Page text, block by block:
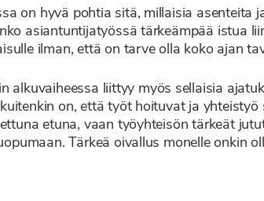
on hyvä pohtia sitä, millaisia asenteita
asiantuntijatyössä tärkeämpää istua
ilman, että on tarve olla koko ajan
alkuvaiheessa liittyy myös sellaisia
on, että työt hoituvat ja
etuna, vaan työyhteisön tärkeät
Tärkeä oivallus monelle onkin